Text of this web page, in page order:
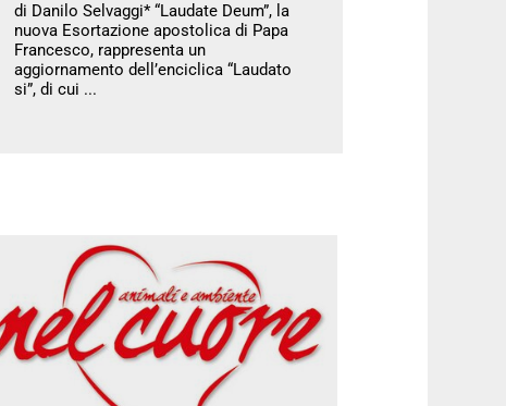
di Danilo Selvaggi* “Laudate Deum”, la
nuova Esortazione apostolica di Papa
Francesco, rappresenta un
aggiornamento dell’enciclica “Laudato
si”, di cui ...